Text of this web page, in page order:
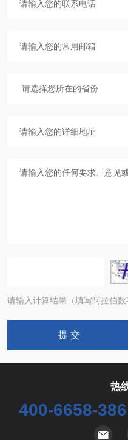
请输入计算结果（填写阿拉伯
热
400-6658-